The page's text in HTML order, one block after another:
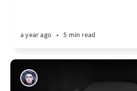
a year ago • 5 min read